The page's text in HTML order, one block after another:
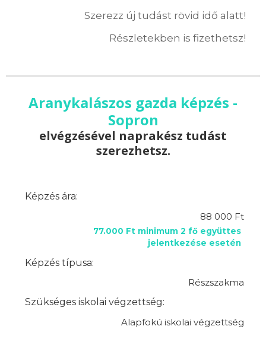
Szerezz új tudást rövid idő alatt!
Részletekben is fizethetsz!
Aranykalászos gazda képzés -
Sopron
elvégzésével naprakész tudást
szerezhetsz.
Képzés ára:
88 000 Ft
77.000 Ft minimum 2 fő együttes
jelentkezése esetén
Képzés típusa:
Részszakma
Szükséges iskolai végzettség:
Alapfokú iskolai végzettség